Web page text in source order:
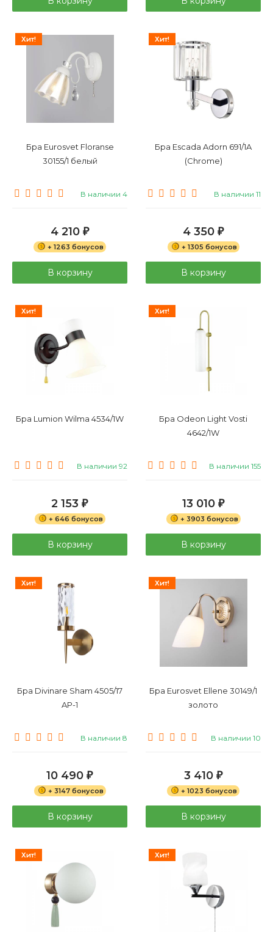
Хит!
Бра Eurosvet Floranse
30155/1 белый
В наличии 4
4 210 ₽
+ 1263 бонусов
В корзину
Хит!
Бра Escada Adorn 691/1A
(Chrome)
В наличии 11
4 350 ₽
+ 1305 бонусов
В корзину
Хит!
Бра Lumion Wilma 4534/1W
В наличии 92
2 153 ₽
+ 646 бонусов
В корзину
Хит!
Бра Odeon Light Vosti
4642/1W
В наличии 155
13 010 ₽
+ 3903 бонусов
В корзину
Хит!
Бра Divinare Sham 4505/17
AP-1
В наличии 8
10 490 ₽
+ 3147 бонусов
В корзину
Хит!
Бра Eurosvet Ellene 30149/1
золото
В наличии 10
3 410 ₽
+ 1023 бонусов
В корзину
Хит! Хит!